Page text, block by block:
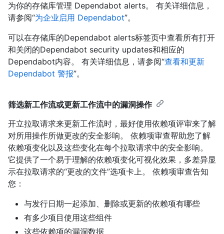
为你的存储库管理 Dependabot alerts。 有关详细信息，
请参阅“为企业启用 Dependabot”。
可以在存储库的Dependabot alerts标签页中查看所有打开
和关闭的Dependabot security updates和相应的
Dependabot内容。 有关详细信息，请参阅“查看和更新
Dependabot 警报”。
筛选新工作流或更新工作流中的漏洞操作
开立拉取请求来更新工作流时，最好使用依赖项评审来了解
对所用操作所做更改的安全影响。 依赖项审查帮助您了解
依赖项变化以及这些变化在每个拉取请求中的安全影响。
它提供了一个易于理解的依赖项变化可视化效果，多差异显
示在拉取请求的“更改的文件”选项卡上。 依赖项审查告知
您：
与发行日期一起添加、删除或更新的依赖项有哪些
有多少项目使用这些组件
这些依赖项的漏洞数据